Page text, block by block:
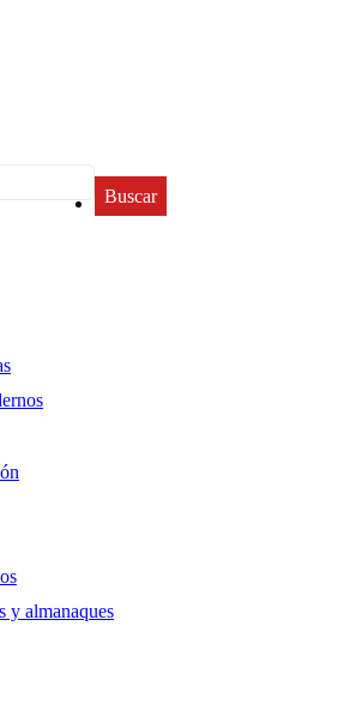
Buscar
y almanaques